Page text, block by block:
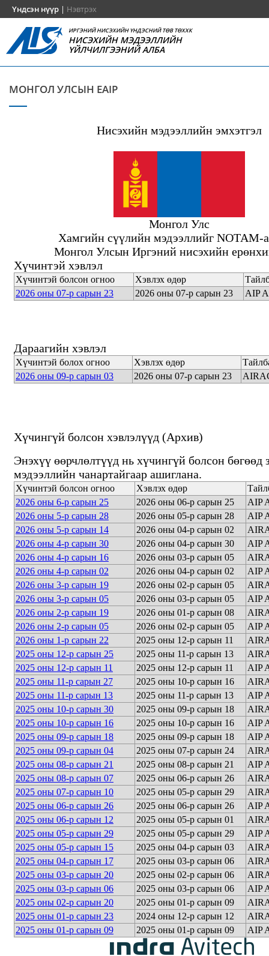
Үндсэн нүүр | Нэвтрэх
ИРГЭНИЙ НИСЭХИЙН ҮНДЭСНИЙ ТӨВ ТӨХХК
НИСЭХИЙН МЭДЭЭЛЛИЙН
ҮЙЛЧИЛГЭЭНИЙ АЛБА
МОНГОЛ УЛСЫН EAIP